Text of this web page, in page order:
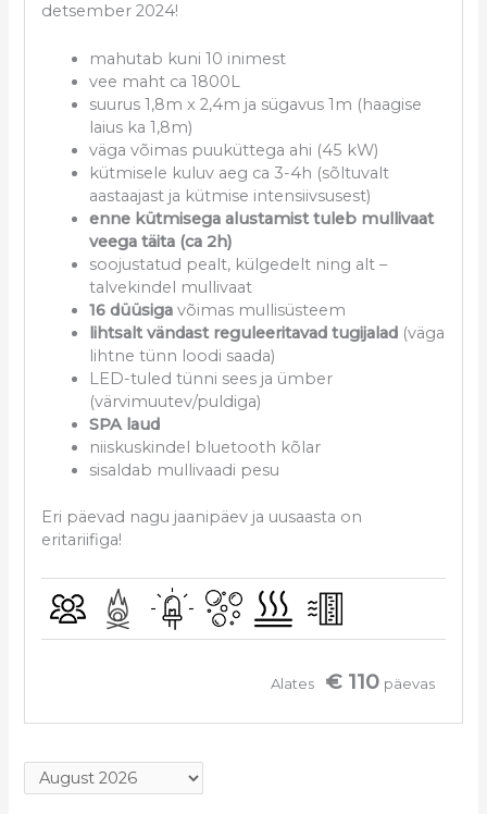
detsember 2024!
mahutab kuni 10 inimest
vee maht ca 1800L
suurus 1,8m x 2,4m ja sügavus 1m (haagise
laius ka 1,8m)
väga võimas puuküttega ahi (45 kW)
kütmisele kuluv aeg ca 3-4h (sõltuvalt
aastaajast ja kütmise intensiivsusest)
enne kütmisega alustamist tuleb mullivaat
veega täita (ca 2h)
soojustatud pealt, külgedelt ning alt –
talvekindel mullivaat
16 düüsiga võimas mullisüsteem
lihtsalt vändast reguleeritavad tugijalad (väga
lihtne tünn loodi saada)
LED-tuled tünni sees ja ümber
(värvimuutev/puldiga)
SPA laud
niiskuskindel bluetooth kõlar
sisaldab mullivaadi pesu
Eri päevad nagu jaanipäev ja uusaasta on
eritariifiga!
Alates € 110 päevas